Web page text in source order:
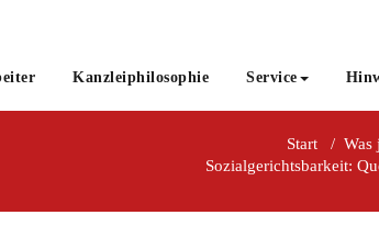
Kanzleiphilosophie Service
Start / Was
Sozialgerichtsbarkeit: